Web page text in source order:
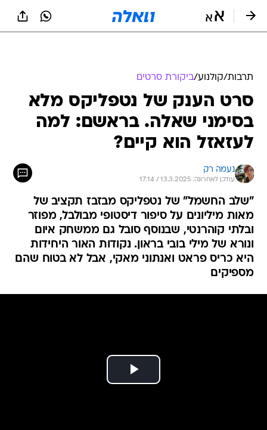
תרבות/קולנוע/ביקורת סרטים
סרט הענק של נטפליקס מלא
בסימני שאלה. בראשם: למה
לעזאזל הוא קיים?
נעמה רק
עודכן לאחרונה: 13.3.2025 / 17:14
"שלב החשמל" של נטפליקס מבזבז תקציב של
מאות מיליונים על סיפור דיסטופי מבולבל, מפוזר
ובלתי קוהרנטי, שבנוסף סובל גם ממשחק איום
ונורא של מילי בובי בראון. נקודות האור היחידות
היא כריס פראט ואנתוני מאקי, אבל לא בטוח שהם
מספיקים